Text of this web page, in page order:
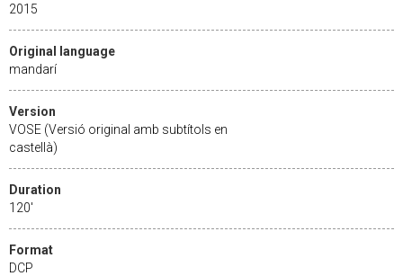
2015
Original language
mandarí
Version
VOSE (Versió original amb subtítols en
castellà)
Duration
120'
Format
DCP